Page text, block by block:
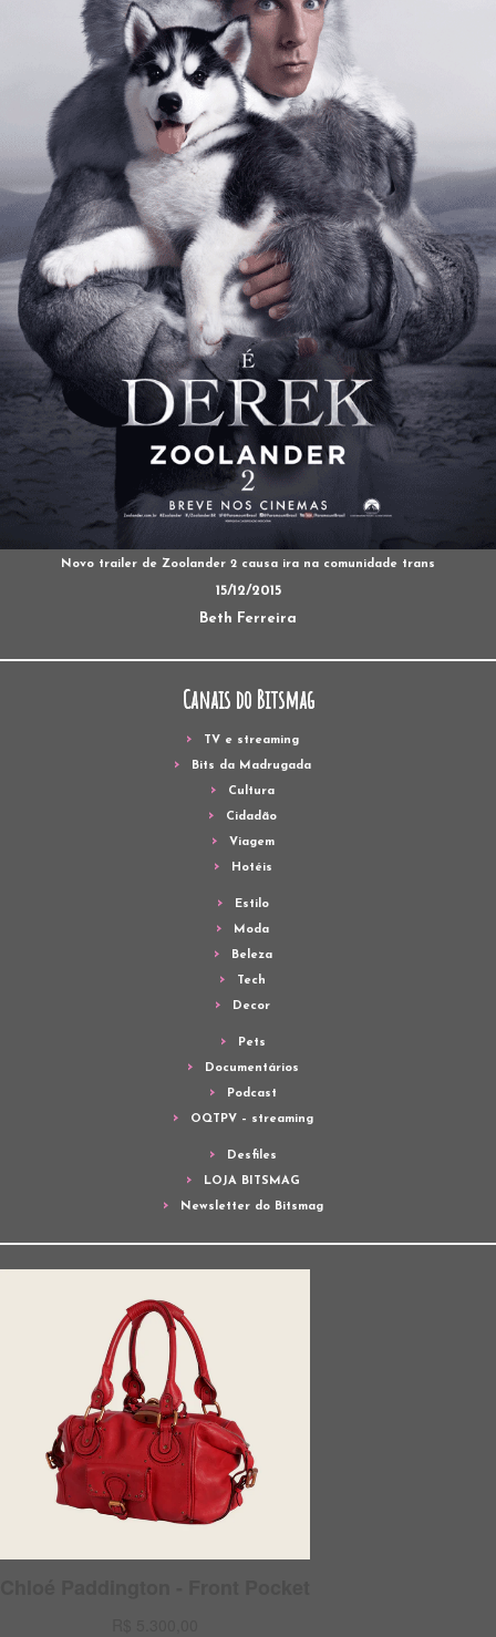
Novo trailer de Zoolander 2 causa ira na comunidade trans
15/12/2015
Beth Ferreira
Canais do Bitsmag
TV e streaming
Bits da Madrugada
Cultura
Cidadão
Viagem
Hotéis
Estilo
Moda
Beleza
Tech
Decor
Pets
Documentários
Podcast
OQTPV – streaming
Desfiles
LOJA BITSMAG
Newsletter do Bitsmag